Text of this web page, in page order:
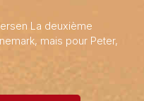
La deuxième
mais pour Peter,